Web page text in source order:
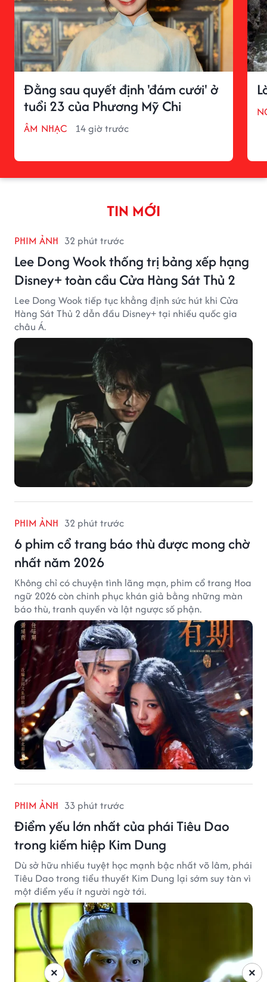
Đằng sau quyết định 'đám cưới' ở
tuổi 23 của Phương Mỹ Chi
ÂM NHẠC 14 giờ trước
TIN MỚI
PHIM ẢNH 32 phút trước
Lee Dong Wook thống trị bảng xếp hạng
Disney+ toàn cầu Cửa Hàng Sát Thủ 2
Lee Dong Wook tiếp tục khẳng định sức hút khi Cửa
Hàng Sát Thủ 2 dẫn đầu Disney+ tại nhiều quốc gia
châu Á.
PHIM ẢNH 32 phút trước
6 phim cổ trang báo thù được mong chờ
nhất năm 2026
Không chỉ có chuyện tình lãng mạn, phim cổ trang Hoa
ngữ 2026 còn chinh phục khán giả bằng những màn
báo thù, tranh quyền và lật ngược số phận.
PHIM ẢNH 33 phút trước
Điểm yếu lớn nhất của phái Tiêu Dao
trong kiếm hiệp Kim Dung
Dù sở hữu nhiều tuyệt học mạnh bậc nhất võ lâm, phái
Tiêu Dao trong tiểu thuyết Kim Dung lại sớm suy tàn vì
một điểm yếu ít người ngờ tới.
×
×